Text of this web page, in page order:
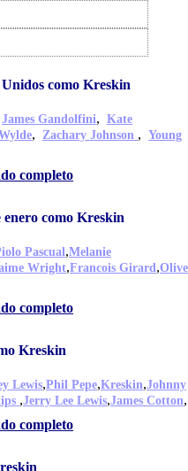
como Kreskin
James Gandolfini, Kate
, Zachary Johnson , Young
completo
enero como Kreskin
Pascual,Melanie
Wright,Francois Girard,
completo
Kreskin
Lewis,Phil Pepe,Kreskin,Johnny
,Jerry Lee Lewis,James Cotton,
completo